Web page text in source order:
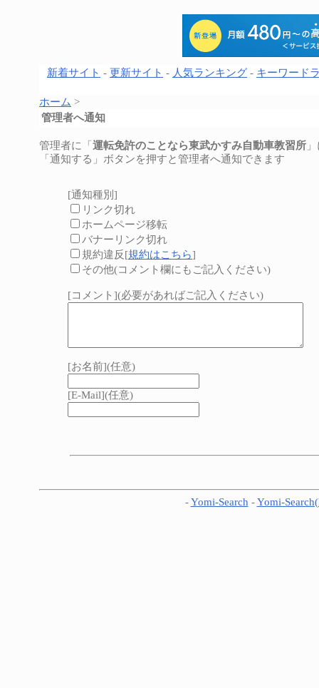
新着サイト - 更新サイト - 人気ランキング - キーワード
ホーム >
管理者へ通知
管理者に「運転免許のことなら東武かすみ自動車教習所
「通知する」ボタンを押すと管理者へ通知できます
[通知種別]
リンク切れ
ホームページ移転
バナーリンク切れ
規約違反[規約はこちら]
その他(コメント欄にもご記入ください)
[コメント](必要があればご記入ください)
[お名前](任意)
[E-Mail](任意)
-Yomi-Search -Yomi-